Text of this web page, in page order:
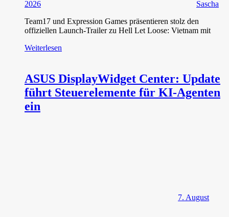
2026
Sascha
Team17 und Expression Games präsentieren stolz den
offiziellen Launch-Trailer zu Hell Let Loose: Vietnam mit
Weiterlesen
ASUS DisplayWidget Center: Update
führt Steuerelemente für KI-Agenten
ein
7. August